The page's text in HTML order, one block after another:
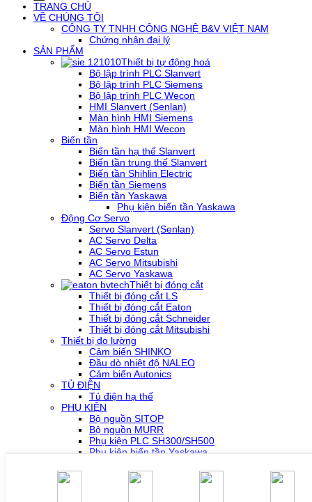
TRANG CHỦ
VỀ CHÚNG TÔI
CÔNG TY TNHH CÔNG NGHỆ B&V VIỆT NAM
Chứng nhận đại lý
SẢN PHẨM
Thiết bị tự động hoá
Bộ lập trình PLC Slanvert
Bộ lập trình PLC Siemens
Bộ lập trình PLC Wecon
HMI Slanvert (Senlan)
Màn hình HMI Siemens
Màn hình HMI Wecon
Biến tần
Biến tần hạ thế Slanvert
Biến tần trung thế Slanvert
Biến tần Shihlin Electric
Biến tần Siemens
Biến tần Yaskawa
Phụ kiện biến tần Yaskawa
Động Cơ Servo
Servo Slanvert (Senlan)
AC Servo Delta
AC Servo Estun
AC Servo Mitsubishi
AC Servo Yaskawa
Thiết bị đóng cắt
Thiết bị đóng cắt LS
Thiết bị đóng cắt Eaton
Thiết bị đóng cắt Schneider
Thiết bị đóng cắt Mitsubishi
Thiết bị đo lường
Cảm biến SHINKO
Đầu dò nhiệt độ NALEO
Cảm biến Autonics
TỦ ĐIỆN
Tủ điện hạ thế
PHỤ KIỆN
Bộ nguồn SITOP
Bộ nguồn MURR
Phụ kiện PLC SH300/SH500
Phụ kiện biến tần Yaskawa
Phụ kiện Servo Sigma 7
HỖ TRỢ KỸ THUẬT